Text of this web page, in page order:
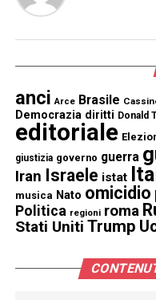
anci Arce Brasile
Democrazia diritti Donald
editoriale
giustizia governo guerra
Iran Israele istat
musica Nato omicidio
Politica regioni roma
Stati Uniti Trump